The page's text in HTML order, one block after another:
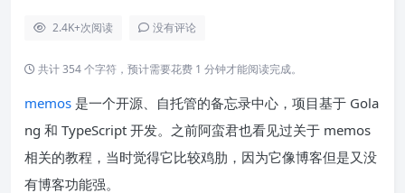
2.4K+次阅读 没有评论
共计 354 个字符，预计需要花费 1 分钟才能阅读完成。
memos 是一个开源、自托管的备忘录中心，项目基于 Gola
ng 和 TypeScript 开发。之前阿蛮君也看见过关于 memos
相关的教程，当时觉得它比较鸡肋，因为它像博客但是又没
有博客功能强。